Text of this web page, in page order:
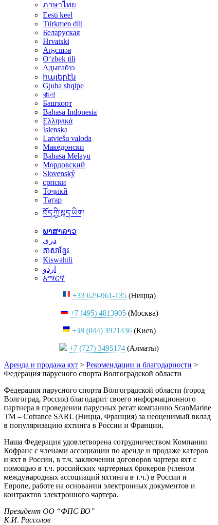
ภาษาไทย
Eesti keel
Türkmen dili
Беларуская
Hrvatski
Аҧсшәа
Oʻzbek tili
Адыгабзэ
հայերէն
Gjuha shqipe
বাংলা
Башҡорт
Bahasa Indonesia
Ελληνικά
Íslenska
Latviešu valoda
Македонски
Bahasa Melayu
Мордовский
Slovenský
српски
Тоҷикӣ
Татар
བོད་ཀྱི་སྐད་ཡིག།
ພາສາລາວ
دری
ភាសាខ្មែរ
Kiswahili
اردو
አማርኛ
+33 629-961-135(Ницца)
+7 (495) 4813905(Москва)
+38 (044) 3921436 (Киев)
+7 (727) 3495174 (Алматы)
Аренда и продажа яхт > Рекомендации и благодарности >
Федерация парусного спорта Волгоградской области
Федерация парусного спорта Волгоградской области (город
Волгоград, Россия) благодарит своего информационного
партнера в проведении парусных регат компанию ScanMarine
TM – Cofrance SARL (Ницца, Франция) за неоценимый вклад
в популяризацию яхтинга в России и Франции.
Наша Федерация удовлетворена сотрудничеством Компании
Кофранс с членами ассоциации по аренде и продаже катеров
и яхт в России, в т.ч. заключении договоров чартера яхт с
помощью в т.ч. российских чартерных брокеров (членом
международных ассоциаций яхтинга в т.ч.) в России и
Европе, работе на основании электронных документов и
контрактов электронного чартера.
Президент ОО “ФПС ВО”
К.И. Рассолов